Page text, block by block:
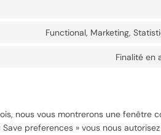
Functional, Marketing,
Finalité en
nous vous montrerons une fenêtre
preferences » vous nous